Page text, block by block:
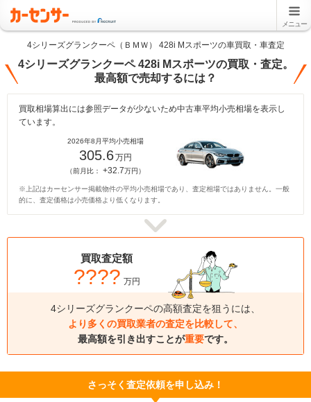
メニュー
4シリーズグランクーペ（ＢＭＷ） 428i Mスポーツの車買取・車査定
4シリーズグランクーペ 428i Mスポーツの買取・査定。
最高額で売却するには？
買取相場算出には参照データが少ないため中古車平均小売相場を表示し
ています。
2026年8月平均小売相場
305.6万円
（前月比： +32.7万円）
※上記はカーセンサー掲載物件の平均小売相場であり、査定相場ではありません。一般
的に、査定価格は小売価格より低くなります。
買取査定額
???? 万円
4シリーズグランクーペの高額査定を狙うには、
より多くの買取業者の査定を比較して、
最高額を引き出すことが重要です。
さっそく査定依頼を申し込み！